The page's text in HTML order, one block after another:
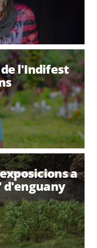
l'Indifest
a
d'enguany